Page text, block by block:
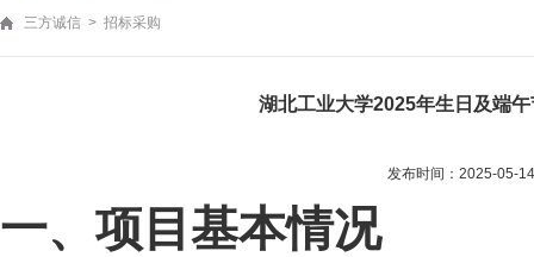
三方诚信 > 招标采购
湖北工业大学2025年生日及端
发布时间：2025-05-
一、项目基本情况